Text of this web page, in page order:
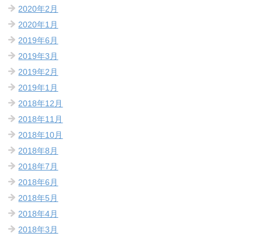
2020年2月
2020年1月
2019年6月
2019年3月
2019年2月
2019年1月
2018年12月
2018年11月
2018年10月
2018年8月
2018年7月
2018年6月
2018年5月
2018年4月
2018年3月